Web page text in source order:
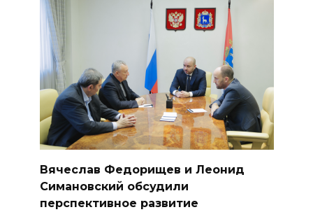
Вячеслав Федорищев и Леонид
Симановский обсудили
перспективное развитие